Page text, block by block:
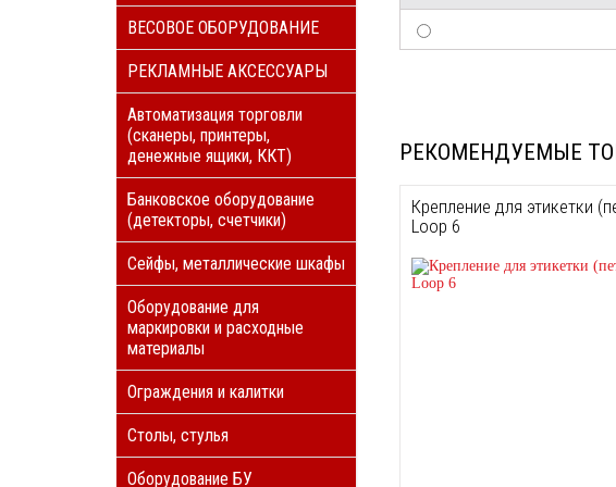
ВЕСОВОЕ ОБОРУДОВАНИЕ
РЕКЛАМНЫЕ АКСЕССУАРЫ
Автоматизация торговли
(сканеры, принтеры,
денежные ящики, ККТ)
Банковское оборудование
(детекторы, счетчики)
Сейфы, металлические шкафы
Оборудование для
маркировки и расходные
материалы
Ограждения и калитки
Столы, стулья
Оборудование БУ
РЕКОМЕНДУЕМЫЕ
Крепление для этикетки
Loop 6